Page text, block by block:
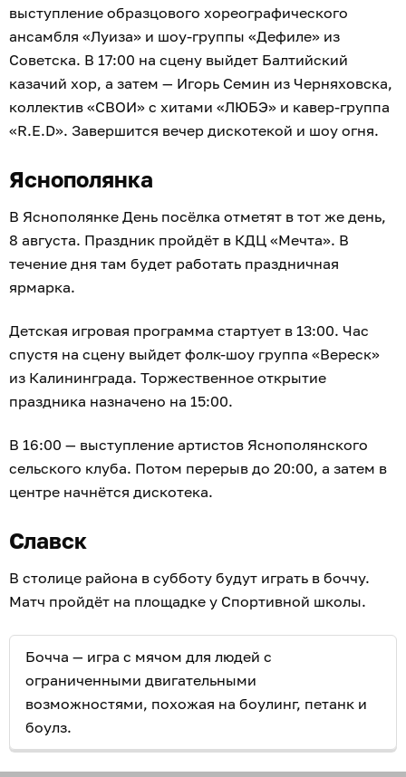
выступление образцового хореографического
ансамбля «Луиза» и шоу-группы «Дефиле» из
Советска. В 17:00 на сцену выйдет Балтийский
казачий хор, а затем — Игорь Семин из Черняховска,
коллектив «СВОИ» с хитами «ЛЮБЭ» и кавер-группа
«R.E.D». Завершится вечер дискотекой и шоу огня.
Яснополянка
В Яснополянке День посёлка отметят в тот же день,
8 августа. Праздник пройдёт в КДЦ «Мечта». В
течение дня там будет работать праздничная
ярмарка.
Детская игровая программа стартует в 13:00. Час
спустя на сцену выйдет фолк-шоу группа «Вереск»
из Калининграда. Торжественное открытие
праздника назначено на 15:00.
В 16:00 — выступление артистов Яснополянского
сельского клуба. Потом перерыв до 20:00, а затем в
центре начнётся дискотека.
Славск
В столице района в субботу будут играть в боччу.
Матч пройдёт на площадке у Спортивной школы.
Бочча — игра с мячом для людей с
ограниченными двигательными
возможностями, похожая на боулинг, петанк и
боулз.